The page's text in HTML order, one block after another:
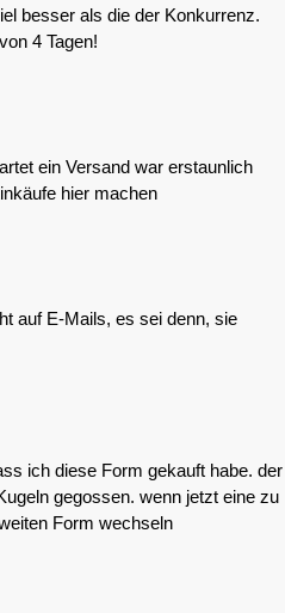
besser als die der Konkurrenz.
4 Tagen!
ein Versand war erstaunlich
hier machen
auf E-Mails, es sei denn, sie
ich diese Form gekauft habe. der
gegossen. wenn jetzt eine zu
Form wechseln